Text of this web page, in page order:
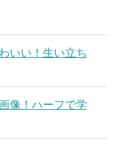
いい！生い立ち
像！ハーフで学